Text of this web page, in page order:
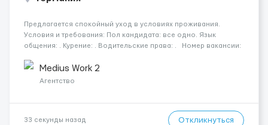
Предлагается спокойный уход в условиях проживания.
Условия и требования: Пол кандидата: все одно. Язык
общения: . Курение: . Водительские права: . Номер вакансии:
567 591 У...
Medius Work 2
Агентство
33 секунды назад Откликнуться